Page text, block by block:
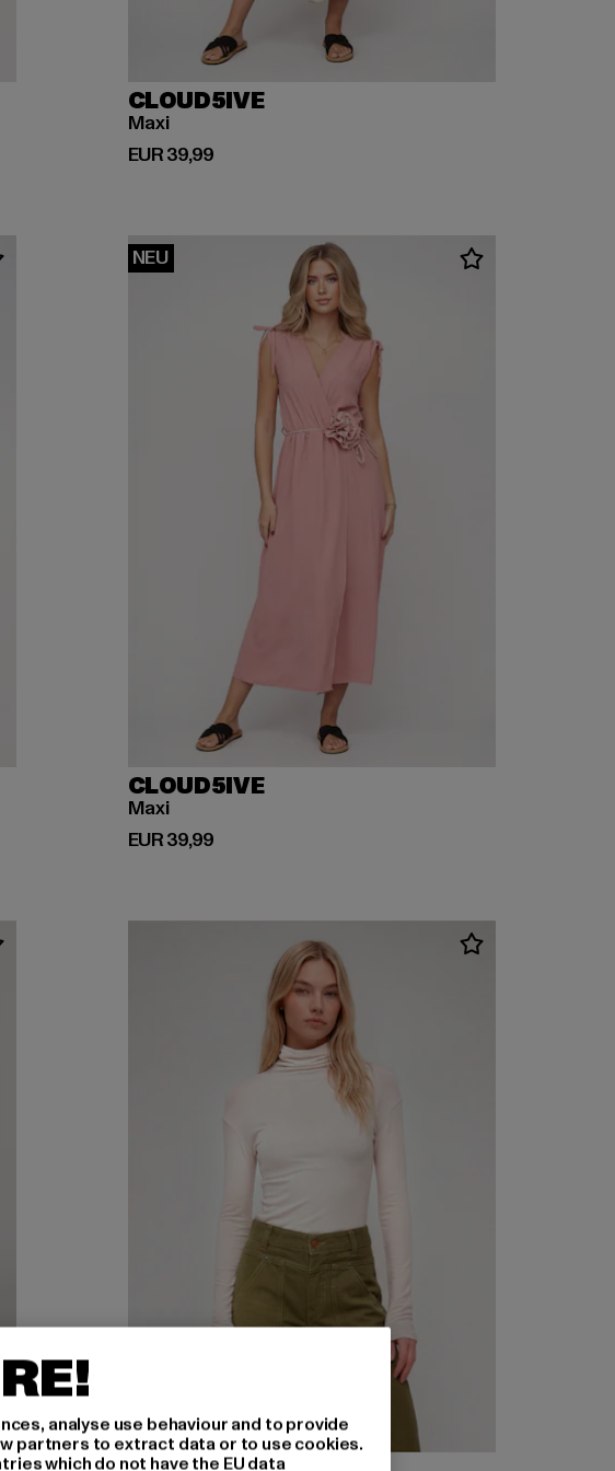
CLOUD5IVE
Maxi
EUR 39,99
Derzeitiger Preis: EUR 39,99
NEU
CLOUD5IVE
Maxi
EUR 39,99
Derzeitiger Preis: EUR 39,99
analyse use behaviour and to provide
partners to extract data or to use cookies.
which do not have the EU data